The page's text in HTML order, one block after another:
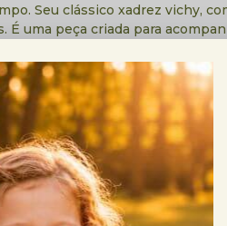
Seu clássico xadrez vichy,
uma peça criada para
até você. Acreditamos que
especiais e ensaios